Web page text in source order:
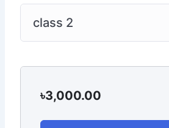
class 2
৳3,000.00